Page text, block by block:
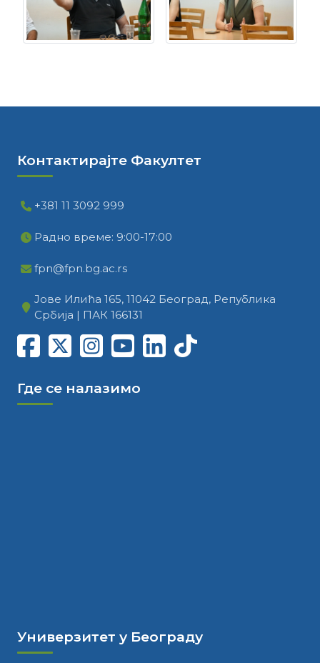
Контактирајте Факултет
+381 11 3092 999
Радно време: 9:00-17:00
fpn@fpn.bg.ac.rs
Јове Илића 165, 11042 Београд, Република
Србија | ПАК 166131
Где се налазимо
Универзитет у Београду